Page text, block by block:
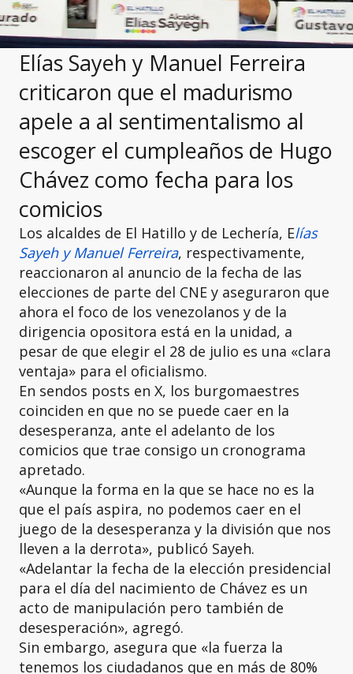
Elías Sayeh y Manuel Ferreira
criticaron que el madurismo
apele a al sentimentalismo al
escoger el cumpleaños de Hugo
Chávez como fecha para los
comicios
Los alcaldes de El Hatillo y de Lechería, Elías
Sayeh y Manuel Ferreira, respectivamente,
reaccionaron al anuncio de la fecha de las
elecciones de parte del CNE y aseguraron que
ahora el foco de los venezolanos y de la
dirigencia opositora está en la unidad, a
pesar de que elegir el 28 de julio es una «clara
ventaja» para el oficialismo.
En sendos posts en X, los burgomaestres
coinciden en que no se puede caer en la
desesperanza, ante el adelanto de los
comicios que trae consigo un cronograma
apretado.
«Aunque la forma en la que se hace no es la
que el país aspira, no podemos caer en el
juego de la desesperanza y la división que nos
lleven a la derrota», publicó Sayeh.
«Adelantar la fecha de la elección presidencial
para el día del nacimiento de Chávez es un
acto de manipulación pero también de
desesperación», agregó.
Sin embargo, asegura que «la fuerza la
tenemos los ciudadanos que en más de 80%